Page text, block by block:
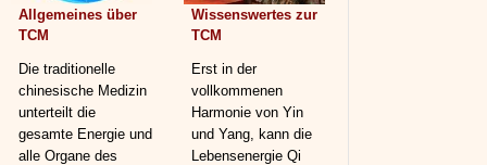
Allgemeines über
TCM
Die traditionelle
chinesische Medizin
unterteilt die
gesamte Energie und
alle Organe des
Wissenswertes zur
TCM
Erst in der
vollkommenen
Harmonie von Yin
und Yang, kann die
Lebensenergie Qi